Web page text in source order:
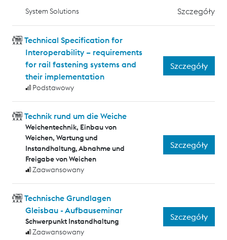
System Solutions Szczegóły
Technical Specification for
Interoperability – requirements
for rail fastening systems and
their implementation
Podstawowy
Szczegóły
Technik rund um die Weiche
Weichentechnik, Einbau von
Weichen, Wartung und
Instandhaltung, Abnahme und
Freigabe von Weichen
Zaawansowany
Szczegóły
Technische Grundlagen
Gleisbau - Aufbauseminar
Schwerpunkt Instandhaltung
Zaawansowany
Szczegóły